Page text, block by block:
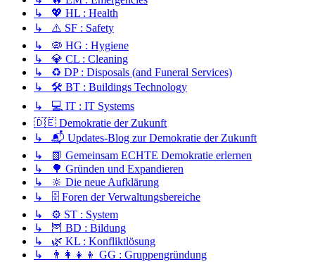
↳ 💖 HL : Health
↳ ⚠️ SF : Safety
↳ 🦠 HG : Hygiene
↳ 💎 CL : Cleaning
↳ ♻️ DP : Disposals (and Funeral Services)
↳ 🛠️ BT : Buildings Technology
↳ 💻 IT : IT Systems
🇩🇪 Demokratie der Zukunft
↳ 📬 Updates-Blog zur Demokratie der Zukunft
↳ 📗 Gemeinsam ECHTE Demokratie erlernen
↳ 🌳 Gründen und Expandieren
↳ 🔆 Die neue Aufklärung
↳ 🗄️ Foren der Verwaltungsbereiche
↳ ⚙️ ST : System
↳ 🦉 BD : Bildung
↳ 🌿 KL : Konfliktlösung
↳ 👨‍👩‍👧‍👦 GG : Gruppengründung